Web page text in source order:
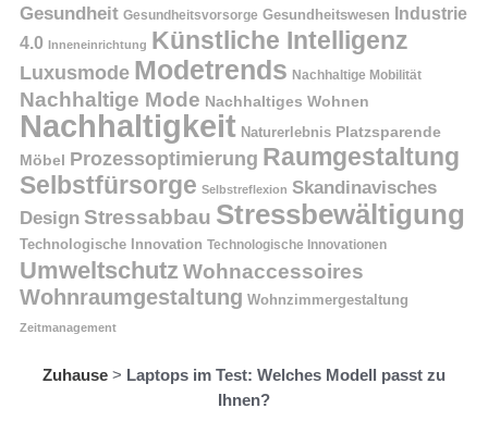
Gesundheit Gesundheitsvorsorge Gesundheitswesen
Industrie
4.0
Inneneinrichtung Künstliche Intelligenz
Luxusmode Modetrends Nachhaltige Mobilität
Nachhaltige Mode Nachhaltiges Wohnen
Nachhaltigkeit Naturerlebnis Platzsparende
Möbel
Prozessoptimierung Raumgestaltung
Selbstfürsorge Selbstreflexion Skandinavisches
Design Stressabbau Stressbewältigung
Technologische Innovation Technologische Innovationen
Umweltschutz Wohnaccessoires
Wohnraumgestaltung Wohnzimmergestaltung
Zeitmanagement
Zuhause > Laptops im Test: Welches Modell passt zu
Ihnen?